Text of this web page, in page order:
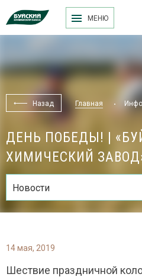
МЕНЮ
Назад Главная
ДЕНЬ ПОБЕДЫ! |
ХИМИЧЕСКИЙ
Новости
14 мая, 2019
Шествие праздничной